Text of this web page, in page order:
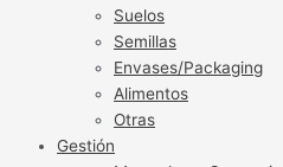
Suelos
Semillas
Envases/Packaging
Alimentos
Otras
Gestión